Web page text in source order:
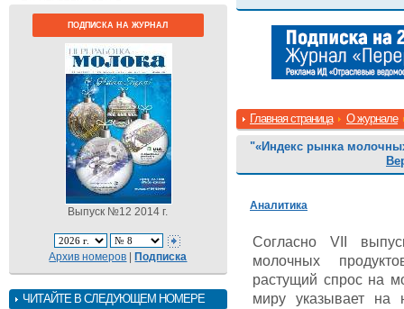
ПОДПИСКА НА ЖУРНАЛ
Выпуск №12 2014 г.
Архив номеров |Подписка
ЧИТАЙТЕ В СЛЕДУЮЩЕМ НОМЕРЕ
Главная страница О журнале
"«Индекс рынка
Аналитика
Согласно VII
молочных
растущий спрос на
миру указывает на